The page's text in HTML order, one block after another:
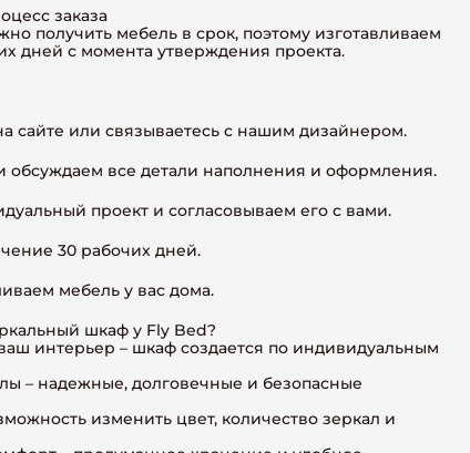
заказа
получить мебель в срок, поэтому изготавливаем
дней с момента утверждения проекта.
сайте или связываетесь с нашим дизайнером.
все детали наполнения и оформления.
проект и согласовываем его с вами.
30 рабочих дней.
мебель у вас дома.
шкаф у Fly Bed?
интерьер – шкаф создается по индивидуальным
– надежные, долговечные и безопасные
изменить цвет, количество зеркал и